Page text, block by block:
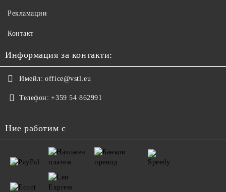
Рекламации
Контакт
Информация за контакти:
Имейл: office@vstl.eu
Телефон: +359 54 862991
Ние работим с